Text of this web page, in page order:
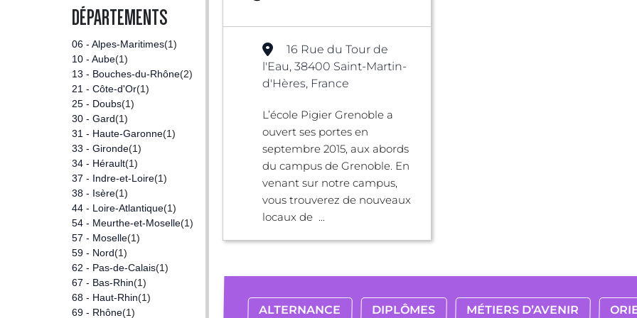
DÉPARTEMENTS
06 - Alpes-Maritimes(1)
10 - Aube(1)
13 - Bouches-du-Rhône(2)
21 - Côte-d'Or(1)
25 - Doubs(1)
30 - Gard(1)
31 - Haute-Garonne(1)
33 - Gironde(1)
34 - Hérault(1)
37 - Indre-et-Loire(1)
38 - Isère(1)
44 - Loire-Atlantique(1)
54 - Meurthe-et-Moselle(1)
57 - Moselle(1)
59 - Nord(1)
62 - Pas-de-Calais(1)
67 - Bas-Rhin(1)
68 - Haut-Rhin(1)
69 - Rhône(1)
16 Rue du Tour de
l'Eau, 38400 Saint-Martin-
d'Hères, France
L’école Pigier Grenoble a
ouvert ses portes en
septembre 2015, aux abords
du campus de Grenoble. En
venant sur notre campus,
vous trouverez de nouveaux
locaux de ...
ALTERNANCE DIPLÔMES MÉTIERS D’AVENIR